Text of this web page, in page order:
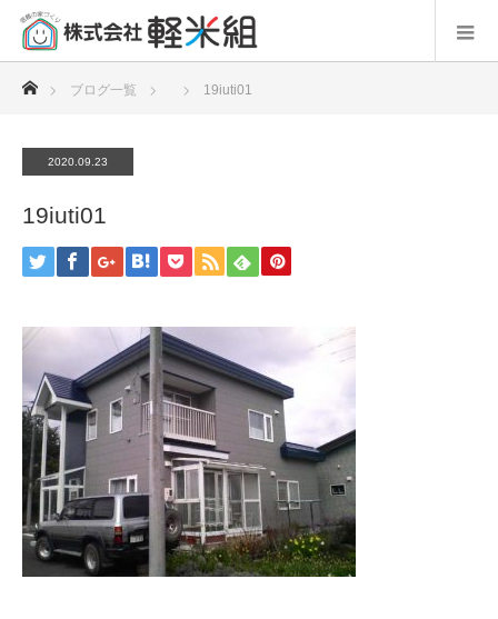
ブログ一覧 19iuti01
2020.09.23
19iuti01